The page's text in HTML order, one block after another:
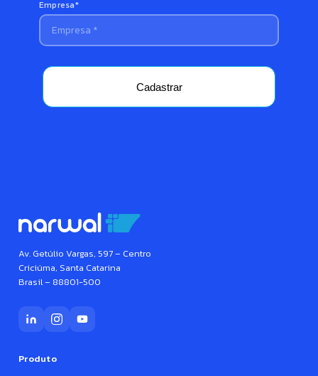
Empresa*
Cadastrar
Av. Getúlio Vargas, 597 – Centro
Criciúma, Santa Catarina
Brasil – 88801-500
Produto